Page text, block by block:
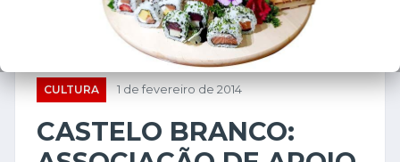
JANEIRAS
Por:Diario Digital Castelo Branco
Associação de Apoio à Criança do Distrito de
Castelo Branco (AACCB) presenteou diversas